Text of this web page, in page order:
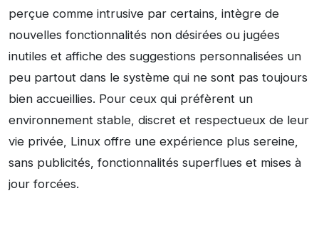
perçue comme intrusive par certains, intègre de
nouvelles fonctionnalités non désirées ou jugées
inutiles et affiche des suggestions personnalisées un
peu partout dans le système qui ne sont pas toujours
bien accueillies. Pour ceux qui préfèrent un
environnement stable, discret et respectueux de leur
vie privée, Linux offre une expérience plus sereine,
sans publicités, fonctionnalités superflues et mises à
jour forcées.